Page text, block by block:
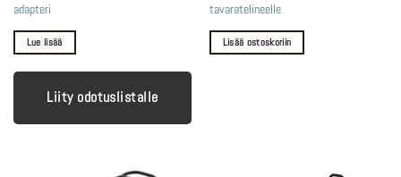
adapteri
Lue lisää
Liity odotuslistalle
tavaratelineelle
Lisää ostoskoriin